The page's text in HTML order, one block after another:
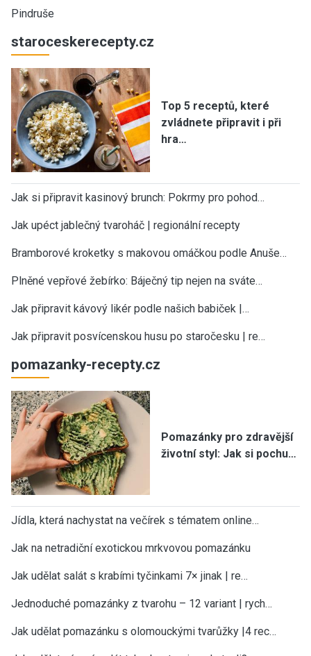
Pindruše
staroceskerecepty.cz
Top 5 receptů, které
zvládnete připravit i při
hra…
Jak si připravit kasinový brunch: Pokrmy pro pohod…
Jak upéct jablečný tvaroháč | regionální recepty
Bramborové kroketky s makovou omáčkou podle Anuše…
Plněné vepřové žebírko: Báječný tip nejen na sváte…
Jak připravit kávový likér podle našich babiček |…
Jak připravit posvícenskou husu po staročesku | re…
pomazanky-recepty.cz
Pomazánky pro zdravější
životní styl: Jak si pochu…
Jídla, která nachystat na večírek s tématem online…
Jak na netradiční exotickou mrkvovou pomazánku
Jak udělat salát s krabími tyčinkami 7× jinak | re…
Jednoduché pomazánky z tvarohu – 12 variant | rych…
Jak udělat pomazánku s olomouckými tvarůžky |4 rec…